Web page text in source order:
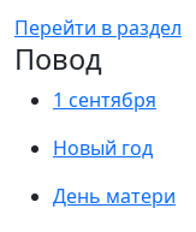
Перейти в раздел
Повод
1 сентября
Новый год
День матери